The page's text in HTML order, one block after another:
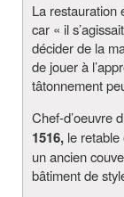
La restauration
car « il
décider de la
de jouer à
tâtonnement
Chef-d’oeuvre
1516, le
un ancien
bâtiment de